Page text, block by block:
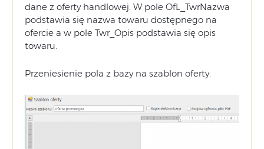
dane z oferty handlowej. W pole OfL_TwrNazwa
podstawia się nazwa towaru dostępnego na
ofercie a w pole Twr_Opis podstawia się opis
towaru.
Przeniesienie pola z bazy na szablon oferty: